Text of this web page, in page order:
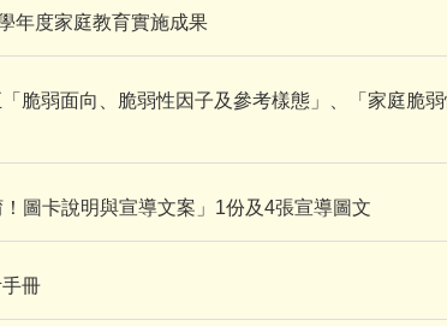
年度家庭教育實施成果
脆弱面向、脆弱性因子及參考樣態」、「家庭脆
！圖卡說明與宣導文案」1份及4張宣導圖文
冊